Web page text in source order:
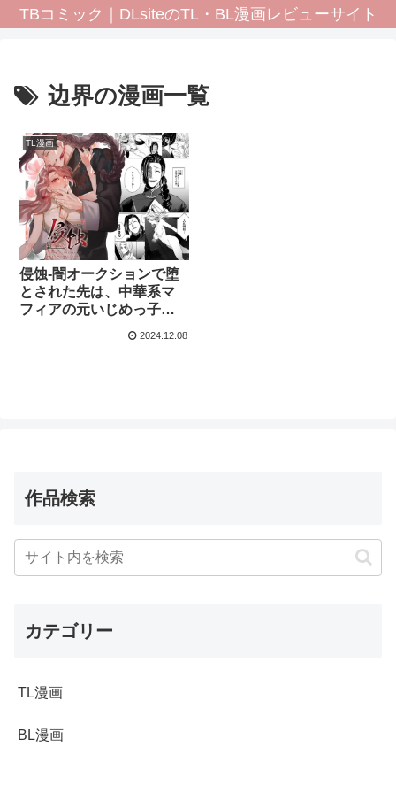
TBコミック｜DLsiteのTL・BL漫画レビューサイト
边界の漫画一覧
TL漫画
侵蚀‐闇オークションで堕
とされた先は、中華系マ
フィアの元いじめっ子で
2024.12.08
作品検索
カテゴリー
TL漫画
BL漫画